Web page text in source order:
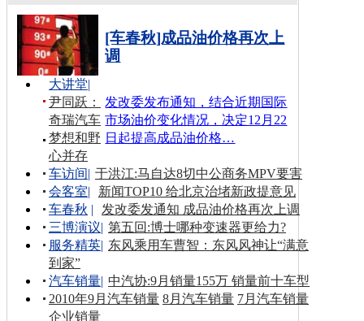
[车春秋]成品油价格再次上
调
发改委发布通知，结合近期国际
市场油价变化情况，决定12月22
日起提高成品油价格…
大讲堂|
尹同跃：
奇瑞汽车
梦想和野
心并存
车访间| 于洪江:马自达8切中公商务MPV要害
会客室|
新闻TOP10 给北京治堵新政提意见
车春秋 |
发改委发通知 成品油价格再次上调
三博演议| 第五回:博士哪种变速器更给力?
服务精英| 东风乘用车曹智：东风风神让“满意
到家”
汽车销量| 中汽协:9月销量155万 销量前十车型
2010年9月汽车销量 8月汽车销量 7月汽车销量
企业销量